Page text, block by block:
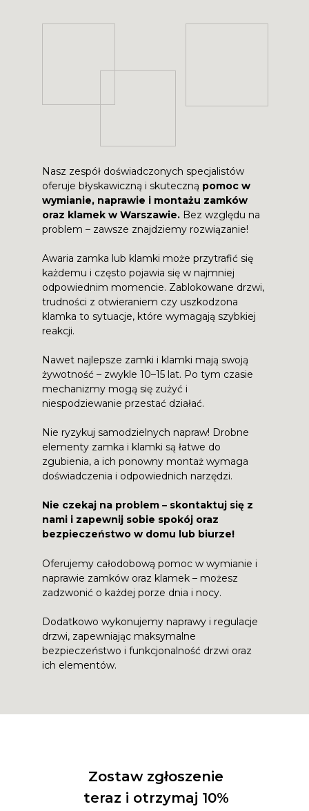
Nasz zespół doświadczonych specjalistów
oferuje błyskawiczną i skuteczną pomoc w
wymianie, naprawie i montażu zamków
oraz klamek w Warszawie.Bez względu na
problem – zawsze znajdziemy rozwiązanie!
Awaria zamka lub klamki może przytrafić się
każdemu i często pojawia się w najmniej
odpowiednim momencie. Zablokowane drzwi,
trudności z otwieraniem czy uszkodzona
klamka to sytuacje, które wymagają szybkiej
reakcji.
Nawet najlepsze zamki i klamki mają swoją
żywotność – zwykle 10–15 lat. Po tym czasie
mechanizmy mogą się zużyć i
niespodziewanie przestać działać.
Nie ryzykuj samodzielnych napraw! Drobne
elementy zamka i klamki są łatwe do
zgubienia, a ich ponowny montaż wymaga
doświadczenia i odpowiednich narzędzi.
Nie czekaj na problem – skontaktuj się z
nami i zapewnij sobie spokój oraz
bezpieczeństwo w domu lub biurze!
Oferujemy całodobową pomoc w wymianie i
naprawie zamków oraz klamek – możesz
zadzwonić o każdej porze dnia i nocy.
Dodatkowo wykonujemy naprawy i regulacje
drzwi, zapewniając maksymalne
bezpieczeństwo i funkcjonalność drzwi oraz
ich elementów.
Zostaw zgłoszenie
teraz i otrzymaj 10%